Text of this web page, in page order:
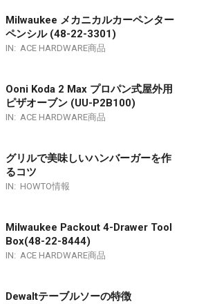
Milwaukee メカニカルカーペンター
ペンシル (48-22-3301)
IN: ACE HARDWARE商品
Ooni Koda 2 Max プロパン式屋外用
ピザオーブン (UU-P2B100)
IN: ACE HARDWARE商品
グリルで美味しいハンバーガーを作
るコツ
IN: HOWTO情報
Milwaukee Packout 4-Drawer Tool
Box(48-22-8444)
IN: ACE HARDWARE商品
Dewaltテーブルソーの特徴